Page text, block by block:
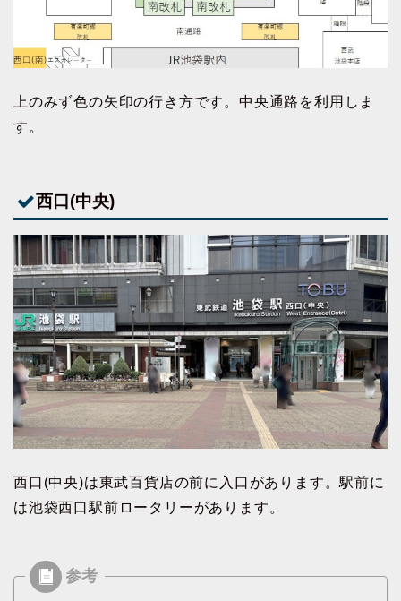
上のみず色の矢印の行き方です。中央通路を利用しま
す。
西口(中央)
西口(中央)は東武百貨店の前に入口があります。駅前に
は池袋西口駅前ロータリーがあります。